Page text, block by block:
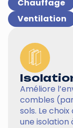
Chauffage
Ventilation
Améliore
combles
sols. Le
une